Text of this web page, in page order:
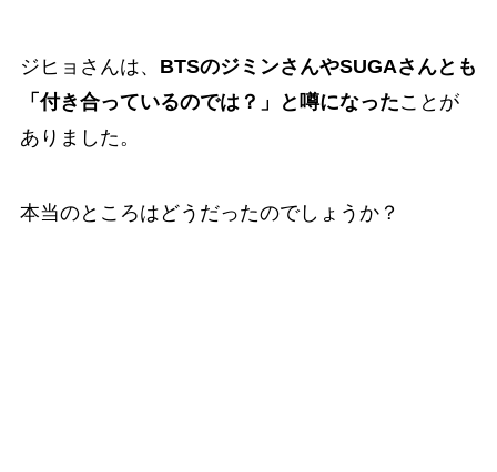
ジヒョさんは、 BTSのジミンさんやSUGAさんとも
「付き合っているのでは？」と噂になったことが
ありました。
本当のところはどうだったのでしょうか？